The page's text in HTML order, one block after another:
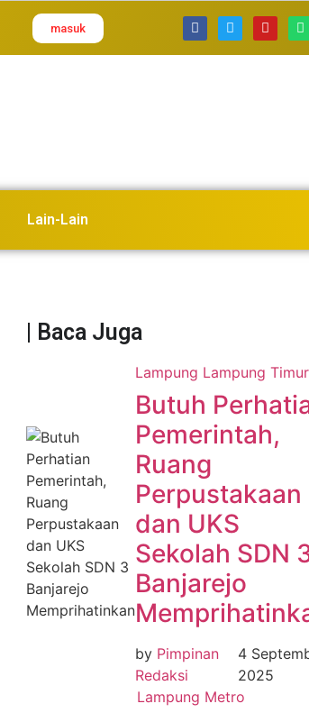
masuk
Lain-Lain
| Baca Juga
Lampung Lampung Timur
Butuh
Pemerintah,
Ruang
Perpustakaan
dan UKS
Sekolah SDN
Banjarejo
by Pimpinan
Redaksi
4
2025
Lampung Metro